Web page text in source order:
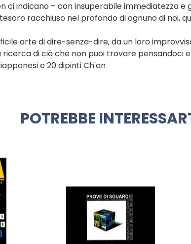
ci indicano – con insuperabile immediatezza e
racchiuso nel profondo di ognuno di noi,
arte di dire-senza-dire, da un loro
ricerca di ciò che non puoi trovare pensandoci
e 20 dipinti Ch'an
POTREBBE